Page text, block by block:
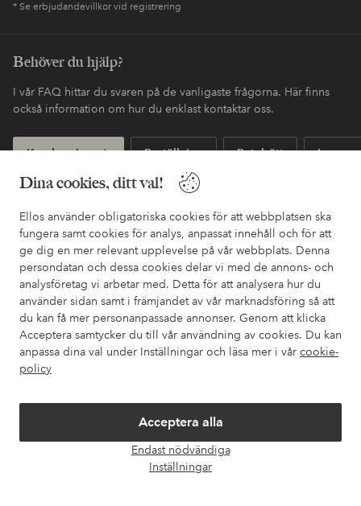
Dina cookies, ditt val!
Ellos använder obligatoriska cookies för att webbplatsen ska
fungera samt cookies för analys, anpassat innehåll och för att
ge dig en mer relevant upplevelse på vår webbplats. Denna
persondatan och dessa cookies delar vi med de annons- och
analysföretag vi arbetar med. Detta för att analysera hur du
använder sidan samt i främjandet av vår marknadsföring så att
du kan få mer personanpassade annonser. Genom att klicka
Acceptera samtycker du till vår användning av cookies. Du kan
anpassa dina val under Inställningar och läsa mer i vår cookie-
policy
Acceptera alla
Endast nödvändiga
Inställningar
* Se erbjudandevillkor vid registrering
Behöver du hjälp?
I vår FAQ hittar du svaren på de vanligaste frågorna. Här finns
också information om hur du enklast kontaktar oss.
Kundservice Beställning Betalsätt
Mina sidor
Om Ellos
Våra tjänster
Villkor